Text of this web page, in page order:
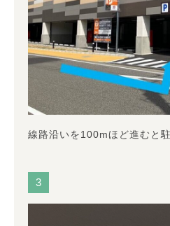
線路沿いを100mほど進むと
3